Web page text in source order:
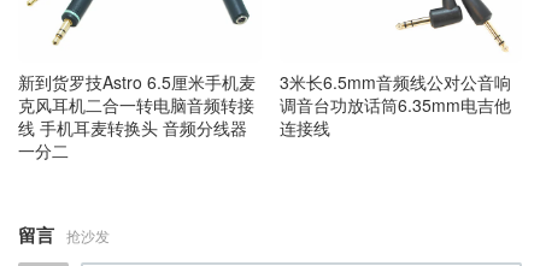
新到货罗技Astro 6.5厘米手机麦
克风耳机二合一转电脑音频转接
线 手机耳麦转换头 音频分线器
一分二
3米长6.5mm音频线公对公音响
调音台功放话筒6.35mm电吉他
连接线
留言 抢沙发